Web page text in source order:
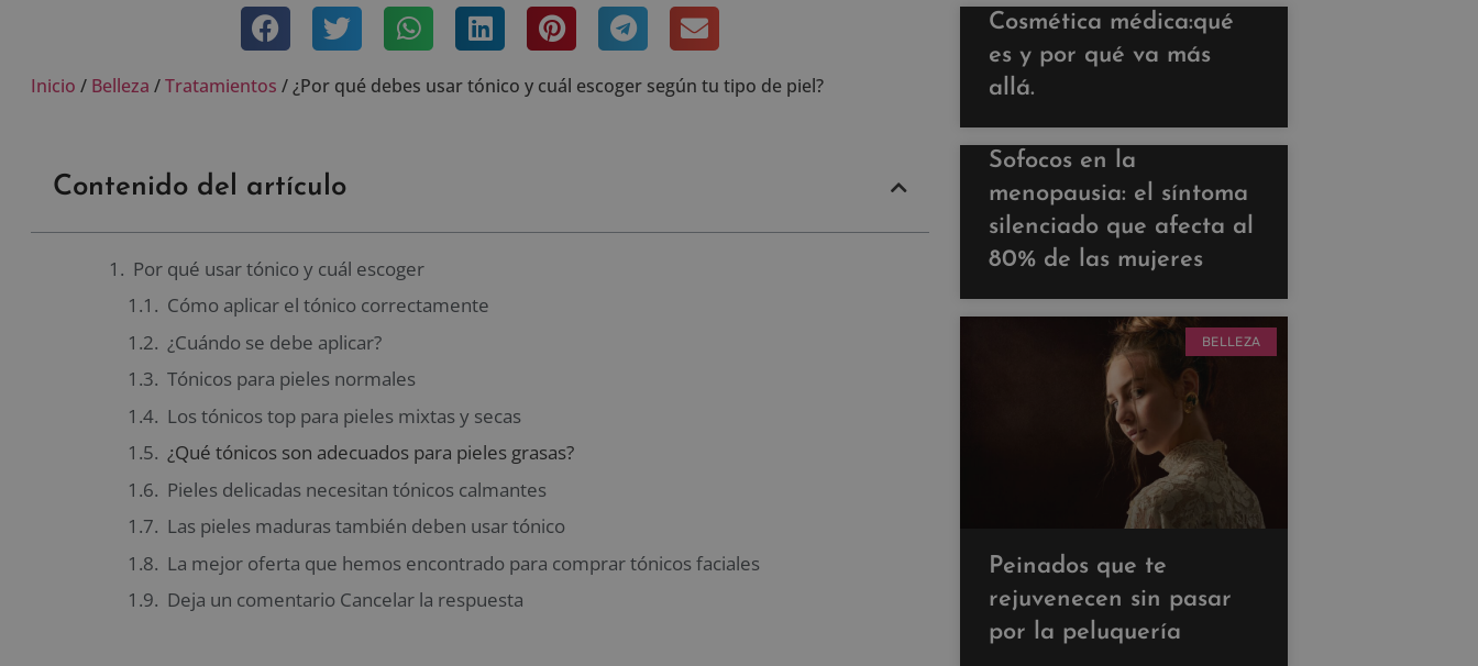
Inicio / Belleza /Tratamientos /¿Por qué debes usar tónico y cuál escoger según tu tipo de piel?
Contenido del artículo
Por qué usar tónico y cuál escoger
Cómo aplicar el tónico correctamente
¿Cuándo se debe aplicar?
Tónicos para pieles normales
Los tónicos top para pieles mixtas y secas
¿Qué tónicos son adecuados para pieles grasas?
Pieles delicadas necesitan tónicos calmantes
Las pieles maduras también deben usar tónico
La mejor oferta que hemos encontrado para comprar tónicos faciales
Deja un comentario Cancelar la respuesta
Cosmética médica:qué
es y por qué va más
allá.
Sofocos en la
menopausia: el síntoma
silenciado que afecta al
80% de las mujeres
BELLEZA
Peinados que te
rejuvenecen sin pasar
por la peluquería